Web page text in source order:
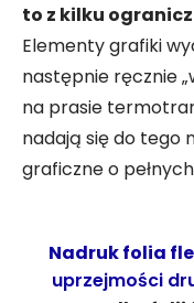
to z kilku
Elementy grafiki
następnie ręcznie
na prasie
nadają się do tego
graficzne o
Nadruk folia
uprzejmości